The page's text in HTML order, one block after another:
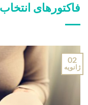
فاکتورهای
02
ژانویه